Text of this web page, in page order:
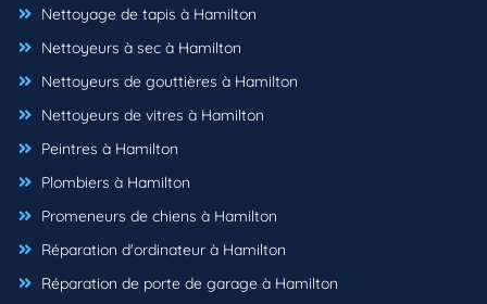
Nettoyage de tapis à Hamilton
Nettoyeurs à sec à Hamilton
Nettoyeurs de gouttières à Hamilton
Nettoyeurs de vitres à Hamilton
Peintres à Hamilton
Plombiers à Hamilton
Promeneurs de chiens à Hamilton
Réparation d'ordinateur à Hamilton
Réparation de porte de garage à Hamilton